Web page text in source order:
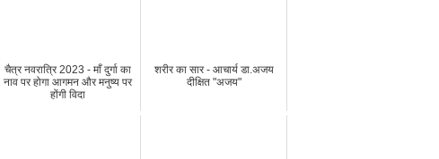
चैत्र नवरात्रि 2023 - माँ दुर्गा का
नाव पर होगा आगमन और मनुष्य पर
होंगी विदा
शरीर का सार - आचार्य डा.अजय
दीक्षित "अजय"